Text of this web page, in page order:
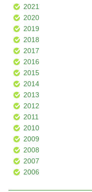
2021
2020
2019
2018
2017
2016
2015
2014
2013
2012
2011
2010
2009
2008
2007
2006